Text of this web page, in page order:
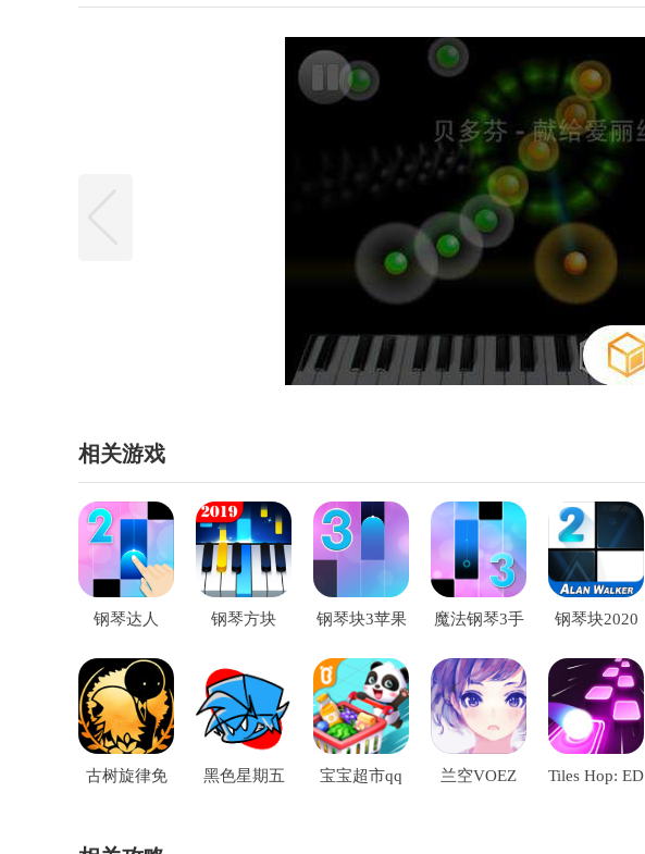
相关游戏
钢琴达人 钢琴方块
钢琴块3苹果
魔法钢琴3手
钢琴块2020
版
古树旋律免
黑色星期五
宝宝超市qq
兰空VOEZ
Tiles Hop: ED